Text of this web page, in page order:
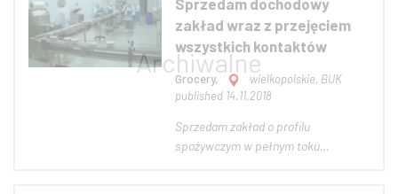
działalności. Dwie chłodnie, jedna
mroźnia, kom...
Sprzedam dochodowy
zakład wraz z przejęciem
wszystkich kontaktów
Grocery,
wielkopolskie, BUK
published 14.11.2018
Sprzedam zakład o profilu
spożywczym w pełnym toku